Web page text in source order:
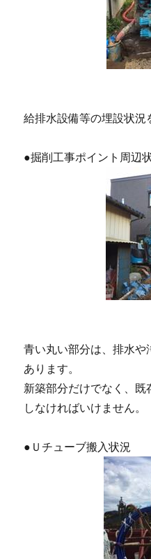
給排水設備等の埋設状
●掘削工事ポイント周辺
青い丸い部分は、排水
あります。
新築部分だけでなく、
しなければいけません。
●Ｕチューブ搬入状況